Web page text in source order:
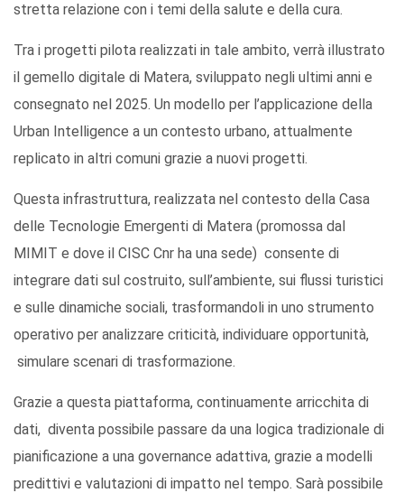
stretta relazione con i temi della salute e della cura.
Tra i progetti pilota realizzati in tale ambito, verrà illustrato
il gemello digitale di Matera, sviluppato negli ultimi anni e
consegnato nel 2025. Un modello per l’applicazione della
Urban Intelligence a un contesto urbano, attualmente
replicato in altri comuni grazie a nuovi progetti.
Questa infrastruttura, realizzata nel contesto della Casa
delle Tecnologie Emergenti di Matera (promossa dal
MIMIT e dove il CISC Cnr ha una sede) consente di
integrare dati sul costruito, sull’ambiente, sui flussi turistici
e sulle dinamiche sociali, trasformandoli in uno strumento
operativo per analizzare criticità, individuare opportunità,
simulare scenari di trasformazione.
Grazie a questa piattaforma, continuamente arricchita di
dati, diventa possibile passare da una logica tradizionale di
pianificazione a una governance adattiva, grazie a modelli
predittivi e valutazioni di impatto nel tempo. Sarà possibile